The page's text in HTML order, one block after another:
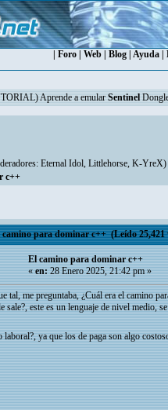
Foro Web Blog Ayuda
Aprende a emular Sentinel
Eternal Idol, Littlehorse, K-YreX)
c++
camino para dominar c++ (Leído 25,421
El camino para dominar c++
«en:28 Enero 2025, 21:42 pm »
tal, me preguntaba, ¿Cuál era el camino
sale?, este es un lenguaje de nivel medio,
laboral?, ya que los de paga son algo